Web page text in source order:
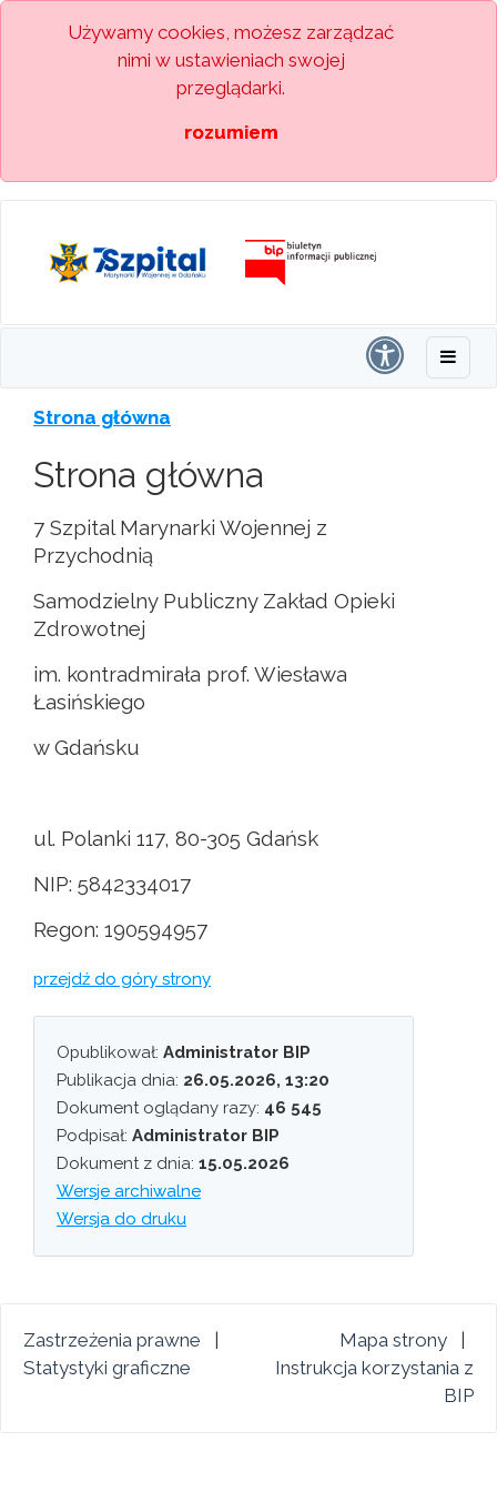
Używamy cookies, możesz zarządzać
nimi w ustawieniach swojej
przeglądarki.
rozumiem
Strona główna
Strona główna
7 Szpital Marynarki Wojennej z
Przychodnią
Samodzielny Publiczny Zakład Opieki
Zdrowotnej
im. kontradmirała prof. Wiesława
Łasińskiego
w Gdańsku
ul. Polanki 117, 80-305 Gdańsk
NIP: 5842334017
Regon: 190594957
przejdź do góry strony
Opublikował: Administrator BIP
Publikacja dnia: 26.05.2026, 13:20
Dokument oglądany razy: 46 545
Podpisał: Administrator BIP
Dokument z dnia: 15.05.2026
Wersje archiwalne
Wersja do druku
Zastrzeżenia prawne
Statystyki graficzne
Mapa strony
Instrukcja korzystania z
BIP